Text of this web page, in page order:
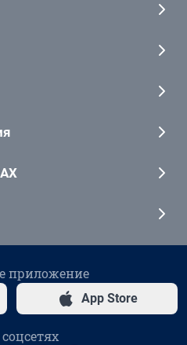
приложение
App Store